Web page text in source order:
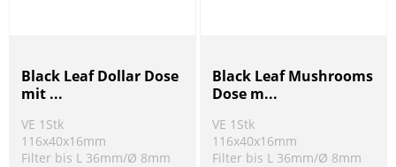
Black Leaf Dollar Dose
mit ...
VE 1Stk
116x40x16mm
Filter bis L 36mm/Ø 8mm
Black Leaf Mushrooms
Dose m...
VE 1Stk
116x40x16mm
Filter bis L 36mm/Ø 8mm